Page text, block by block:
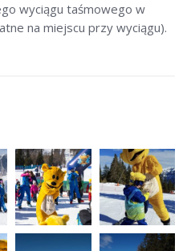
wyciągu taśmowego w
na miejscu przy wyciągu).